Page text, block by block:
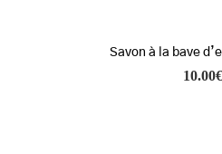
Savon à la bave
10.00€